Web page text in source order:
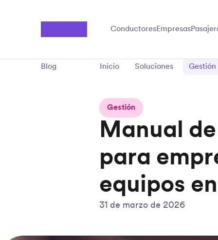
ConductoresEmpresas
Blog Inicio Soluciones Gestión
Gestión
Manual
para
equipos
31 de marzo de 2026